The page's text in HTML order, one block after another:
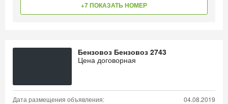
+7 ПОКАЗАТЬ НОМЕР
Бензовоз Бензовоз 2743
Цена договорная
Дата размещения объявления: 04.08.2019